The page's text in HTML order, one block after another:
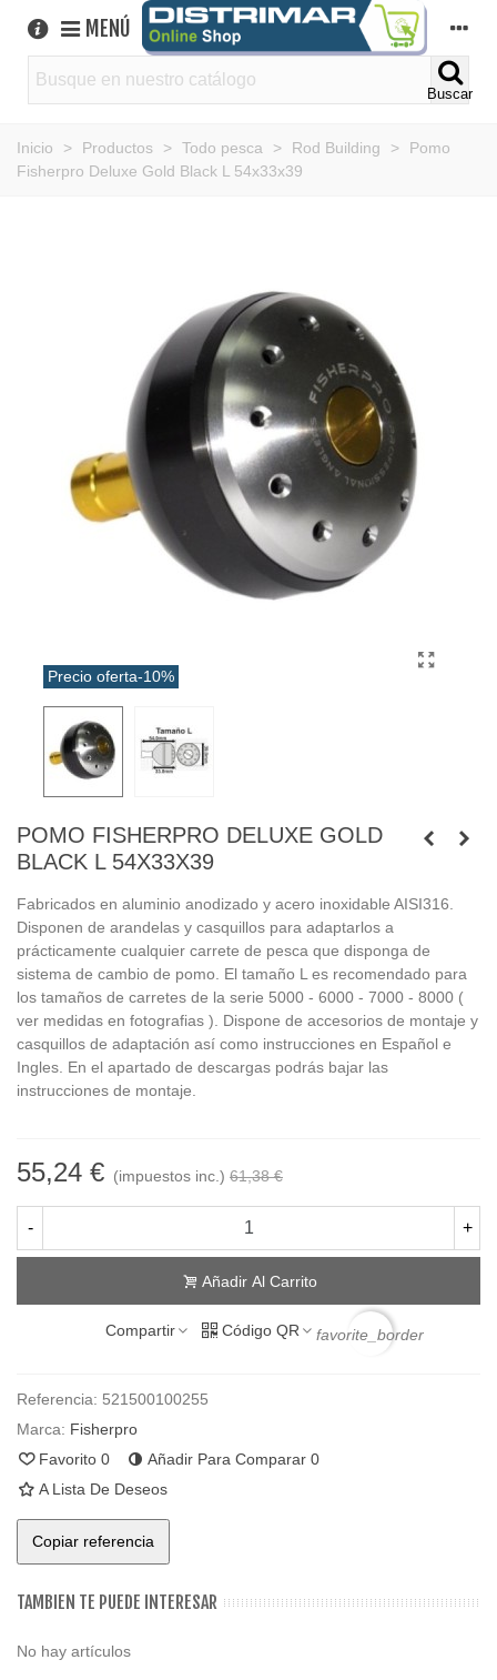
MENÚ
Buscar
Inicio > Productos > Todo pesca > Rod Building >
Pomo
Fisherpro Deluxe Gold Black L 54x33x39
Precio oferta-10%
POMO FISHERPRO DELUXE GOLD
BLACK L 54X33X39
Fabricados en aluminio anodizado y acero inoxidable AISI316.
Disponen de arandelas y casquillos para adaptarlos a
prácticamente cualquier carrete de pesca que disponga de
sistema de cambio de pomo. El tamaño L es recomendado para
los tamaños de carretes de la serie 5000 - 6000 - 7000 - 8000 (
ver medidas en fotografias ). Dispone de accesorios de montaje y
casquillos de adaptación así como instrucciones en Español e
Ingles. En el apartado de descargas podrás bajar las
instrucciones de montaje.
55,24 € (impuestos inc.) 61,38 €
- +
Añadir Al Carrito
Compartir Código QR favorite_border
Referencia: 521500100255
Marca: Fisherpro
Favorito 0 Añadir Para Comparar 0
A Lista De Deseos
Copiar referencia
TAMBIEN TE PUEDE INTERESAR
No hay artículos